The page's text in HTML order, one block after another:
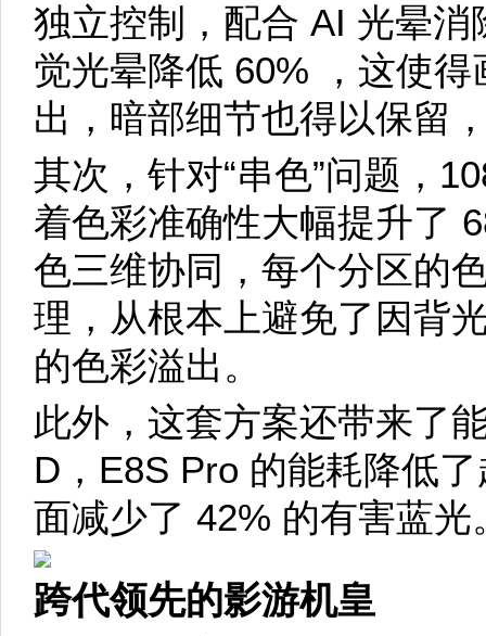
独立控制，配合 AI 光晕
觉光晕降低 60% ，这使
出，暗部细节也得以保留
其次，针对“串色”问题，
着色彩准确性大幅提升了
色三维协同，每个分区的
理，从根本上避免了因背
的色彩溢出。
此外，这套方案还带来了
D，E8S Pro 的能耗降低
面减少了 42% 的有害蓝光
跨代领先的影游机皇